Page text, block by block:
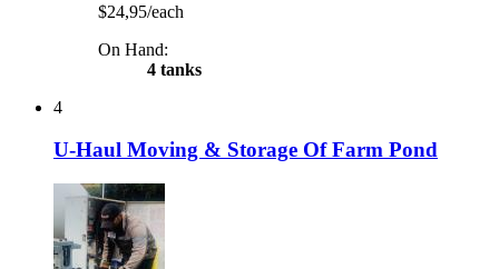
$24,95/each
On Hand:
4 tanks
4
U-Haul Moving & Storage Of Farm Pond